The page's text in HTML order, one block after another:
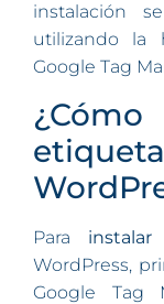
instalación
utilizando la
Google Tag
Para
WordPress,
Google